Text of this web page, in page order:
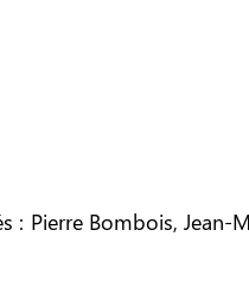
Pierre Bombois, Jean-